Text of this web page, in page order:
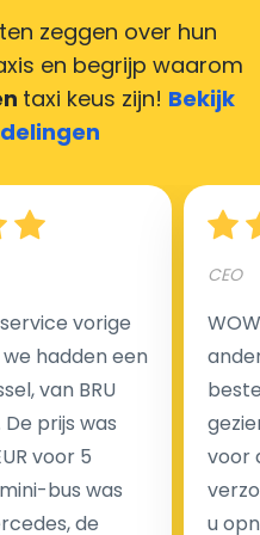
U kunt ons heel blij
te laten en wij
deze krijgt.
taxi transfer?
voordelen van
voor uw rit. In
met taxameter
in rekening voor de
of extra kosten voor
heeft.
zeggen over hun
en begrijp waarom
taxi keus zijn! Bekijk
vorige
hadden een
van BRU
prijs was
voor 5
bus was
de
CEO
voor
u